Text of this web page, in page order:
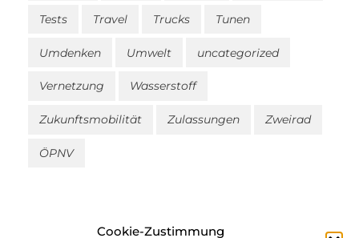
Cookie-Zustimmung
Tests Travel Trucks Tunen
Umdenken Umwelt uncategorized
Vernetzung Wasserstoff
Zukunftsmobilität Zulassungen Zweirad
ÖPNV